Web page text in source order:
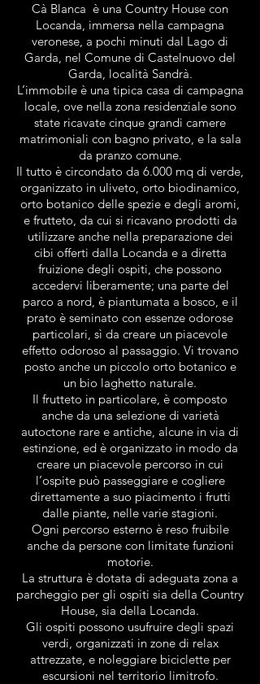
Cà Blanca è una Country House con
Locanda, immersa nella campagna
veronese, a pochi minuti dal Lago di
Garda, nel Comune di Castelnuovo del
Garda, località Sandrà.
L’immobile è una tipica casa di campagna
locale, ove nella zona residenziale sono
state ricavate cinque grandi camere
matrimoniali con bagno privato, e la sala
da pranzo comune.
Il tutto è circondato da 6.000 mq di verde,
organizzato in uliveto, orto biodinamico,
orto botanico delle spezie e degli aromi,
e frutteto, da cui si ricavano prodotti da
utilizzare anche nella preparazione dei
cibi offerti dalla Locanda e a diretta
fruizione degli ospiti, che possono
accedervi liberamente; una parte del
parco a nord, è piantumata a bosco, e il
prato è seminato con essenze odorose
particolari, sì da creare un piacevole
effetto odoroso al passaggio. Vi trovano
posto anche un piccolo orto botanico e
un bio laghetto naturale.
Il frutteto in particolare, è composto
anche da una selezione di varietà
autoctone rare e antiche, alcune in via di
estinzione, ed è organizzato in modo da
creare un piacevole percorso in cui
l’ospite può passeggiare e cogliere
direttamente a suo piacimento i frutti
dalle piante, nelle varie stagioni.
Ogni percorso esterno è reso fruibile
anche da persone con limitate funzioni
motorie.
La struttura è dotata di adeguata zona a
parcheggio per gli ospiti sia della Country
House, sia della Locanda.
Gli ospiti possono usufruire degli spazi
verdi, organizzati in zone di relax
attrezzate, e noleggiare biciclette per
escursioni nel territorio limitrofo.